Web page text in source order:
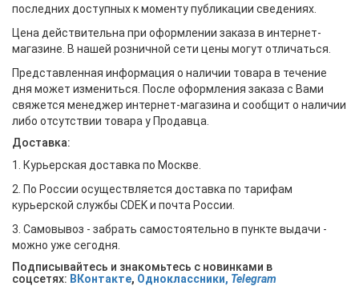
последних доступных к моменту публикации сведениях.
Цена действительна при оформлении заказа в интернет-
магазине. В нашей розничной сети цены могут отличаться.
Представленная информация о наличии товара в течение
дня может измениться. После оформления заказа с Вами
свяжется менеджер интернет-магазина и сообщит о наличии
либо отсутствии товара у Продавца.
Доставка:
1. Курьерская доставка по Москве.
2. По России осуществляется доставка по тарифам
курьерской службы CDEK и почта России.
3. Самовывоз - забрать самостоятельно в пункте выдачи -
можно уже сегодня.
Подписывайтесь и знакомьтесь с новинками в
соцсетях: ВКонтакте, Одноклассники, Telegram